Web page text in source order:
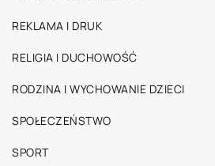
REKLAMA I DRUK
RELIGIA I DUCHOWOŚĆ
RODZINA I WYCHOWANIE DZIECI
SPOŁECZEŃSTWO
SPORT